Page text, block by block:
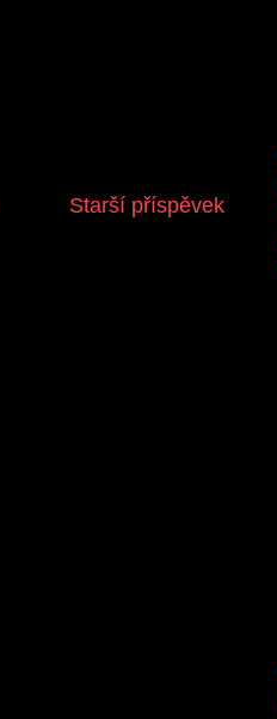
Starší příspěvek